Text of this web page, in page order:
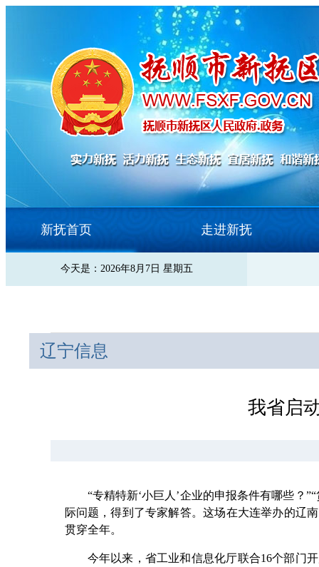
新抚首页 走进新抚
今天是：2026年8月7日 星期五
辽宁信息
我省启
“专精特新‘小巨人’企业的申报条件有哪些？”“
际问题，得到了专家解答。这场在大连举办的辽
贯穿全年。
今年以来，省工业和信息化厅联合16个部门开